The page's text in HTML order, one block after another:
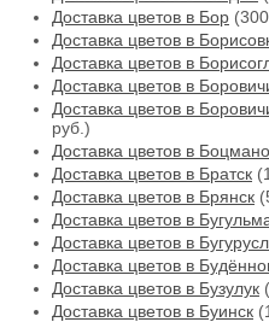
Доставка цветов в Бор
Доставка цветов в
Доставка цветов в
Доставка цветов в
Доставка цветов в
руб.)
Доставка цветов в
Доставка цветов в Братск
Доставка цветов в Брянск
Доставка цветов в
Доставка цветов в
Доставка цветов в
Доставка цветов в Бузулук
Доставка цветов в Буинск